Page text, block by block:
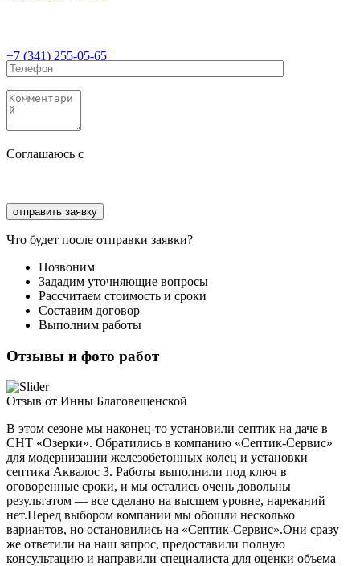
+7 (341) 255-05-65
Соглашаюсь с
Что будет после отправки заявки?
Позвоним
Зададим уточняющие вопросы
Рассчитаем стоимость и сроки
Составим договор
Выполним работы
Отзывы и фото работ
Отзыв от Инны Благовещенской
В этом сезоне мы наконец-то установили септик на даче в
СНТ «Озерки». Обратились в компанию «Септик-Сервис»
для модернизации железобетонных колец и установки
септика Аквалос 3. Работы выполнили под ключ в
оговоренные сроки, и мы остались очень довольны
результатом — все сделано на высшем уровне, нареканий
нет.Перед выбором компании мы обошли несколько
вариантов, но остановились на «Септик-Сервис».Они сразу
же ответили на наш запрос, предоставили полную
консультацию и направили специалиста для оценки объема